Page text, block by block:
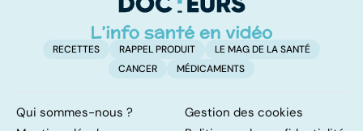
RECETTES RAPPEL PRODUIT
LE MAG DE LA SANTÉ
CANCER
MÉDICAMENTS
Qui sommes-nous ?
Gestion des cookies